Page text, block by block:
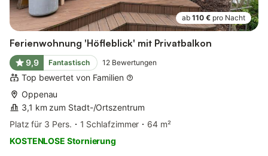
ab 110 € pro Nacht
Ferienwohnung 'Höfleblick' mit Privatbalkon
9,9 Fantastisch 12 Bewertungen
Top bewertet von Familien
Oppenau
3,1 km zum Stadt-/Ortszentrum
Platz für 3 Pers.
1 Schlafzimmer
64 m²
KOSTENLOSE Stornierung